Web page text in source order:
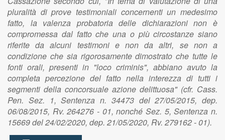
pluralità di prove testimoniali concernenti un medesimo
fatto, la valenza probatoria delle dichiarazioni non è
compromessa dal fatto che una o più circostanze siano
riferite da alcuni testimoni e non da altri, se non a
condizione che sia rigorosamente dimostrato che tutte le
fonti orali, presenti in "loco criminis", abbiano avuto la
completa percezione del fatto nella interezza di tutti i
segmenti della concorsuale azione delittuosa" (cfr. Cass.
Pen. Sez. 1, Sentenza n. 34473 del 27/05/2015, dep.
06/08/2015, Rv. 264276 - 01, nonché Sez. 5, Sentenza n.
15669 del 24/02/2020, dep. 21/05/2020, Rv. 279162 - 01).